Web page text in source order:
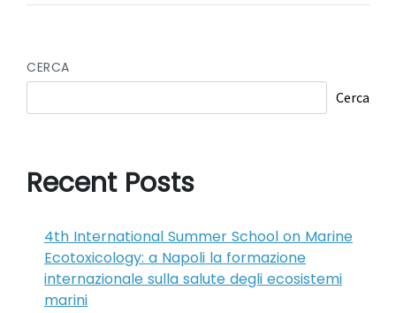
CERCA
Cerca
Recent Posts
4th International Summer School on Marine
Ecotoxicology: a Napoli la formazione
internazionale sulla salute degli ecosistemi
marini